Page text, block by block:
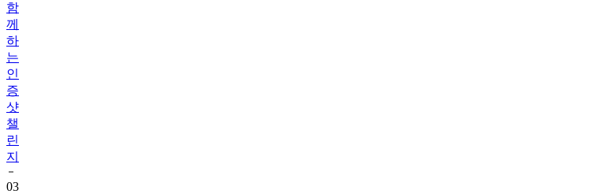
함
께
하
는
인
증
샷
챌
린
지
03